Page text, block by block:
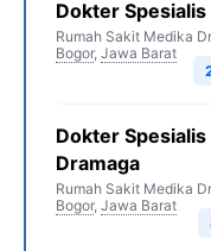
Dokter
Rumah Sakit Medika
Bogor, Jawa Barat
Dokter
Dramaga
Rumah Sakit Medika
Bogor, Jawa Barat